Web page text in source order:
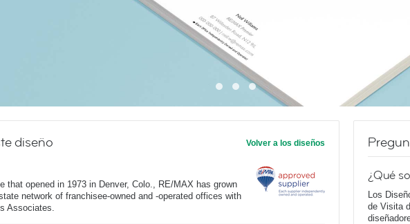
diseño Volver a los diseños
that opened in 1973 in Denver, Colo., RE/MAX has grown
network of franchisee-owned and -operated offices with
Associates.
¿Qué
Los
de Visita